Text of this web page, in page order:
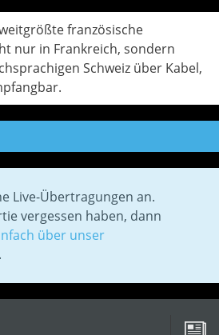
französische
nur in Frankreich, sondern
Schweiz über Kabel,
Live-Übertragungen an.
vergessen haben, dann
über unser
.